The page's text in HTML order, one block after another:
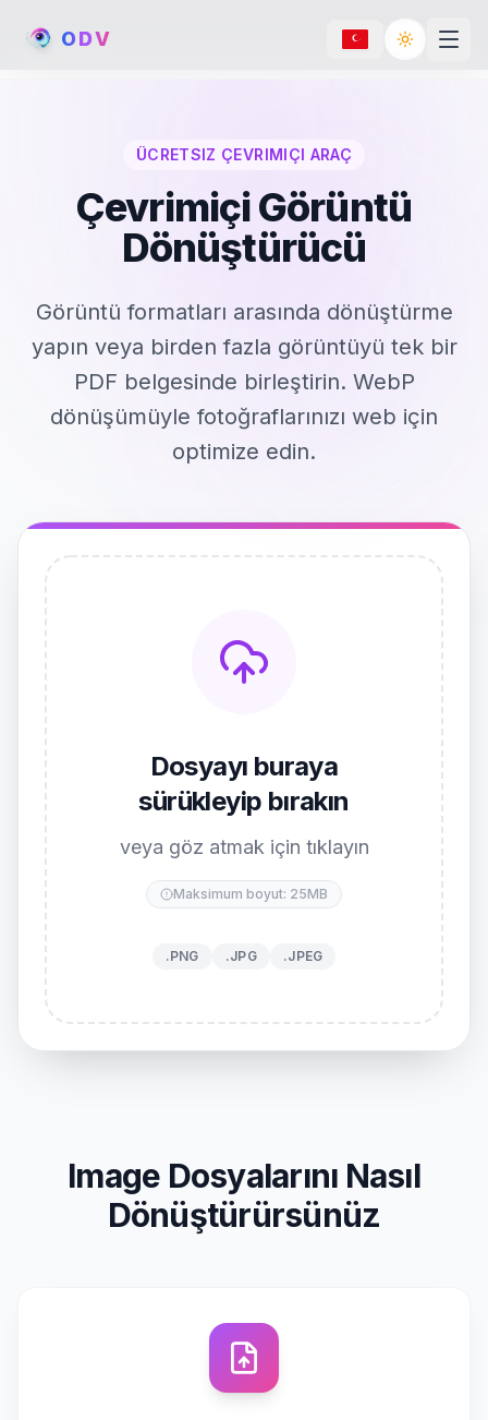
ODV Toggle
ÜCRETSIZ ÇEVRIMIÇI ARAÇ
Çevrimiçi Görüntü
Dönüştürücü
Görüntü formatları arasında dönüştürme
yapın veya birden fazla görüntüyü tek bir
PDF belgesinde birleştirin. WebP
dönüşümüyle fotoğraflarınızı web için
optimize edin.
Dosyayı buraya
sürükleyip bırakın
veya göz atmak için tıklayın
Maksimum boyut: 25MB
.PNG .JPG .JPEG
Image Dosyalarını Nasıl
Dönüştürürsünüz